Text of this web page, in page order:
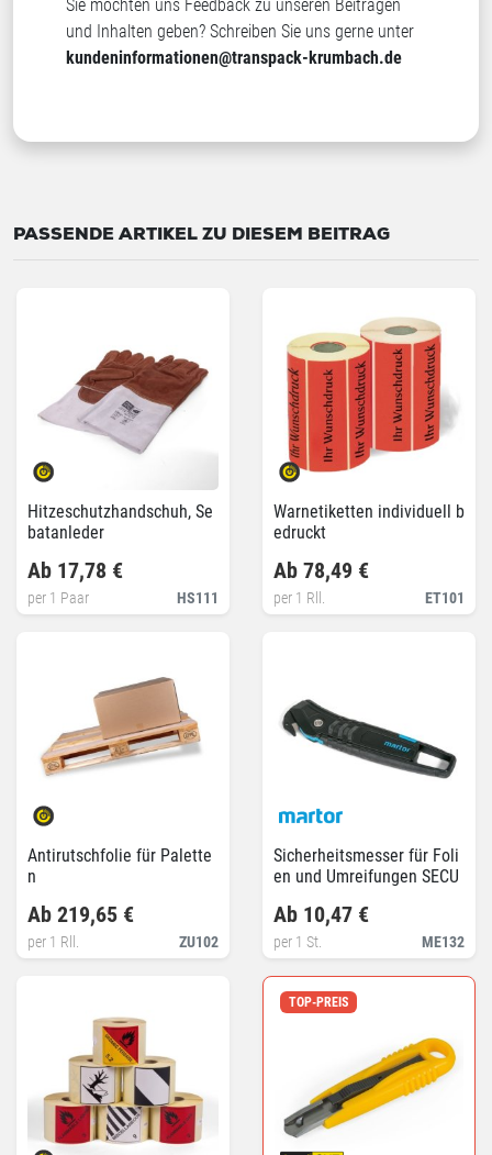
Sie möchten uns Feedback zu unseren Beiträgen
und Inhalten geben? Schreiben Sie uns gerne unter
kundeninformationen@transpack-krumbach.de
PASSENDE ARTIKEL ZU DIESEM BEITRAG
Hitzeschutzhandschuh, Se
batanleder
HS111
Ab 17,78 €
per 1 Paar
Warnetiketten individuell b
edruckt
ET101
Ab 78,49 €
per 1 Rll.
Antirutschfolie für Palette
n
ZU102
Ab 219,65 €
per 1 Rll.
Sicherheitsmesser für Foli
en und Umreifungen SECU
ME132
Ab 10,47 €
per 1 St.
TOP-PREIS